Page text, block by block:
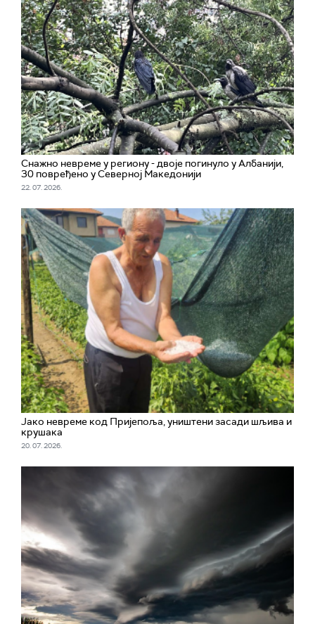
Снажно невреме у региону - двоје погинуло у Албанији,
30 повређено у Северној Македонији
22. 07. 2026.
Јако невреме код Пријепоља, уништени засади шљива и
крушака
20. 07. 2026.